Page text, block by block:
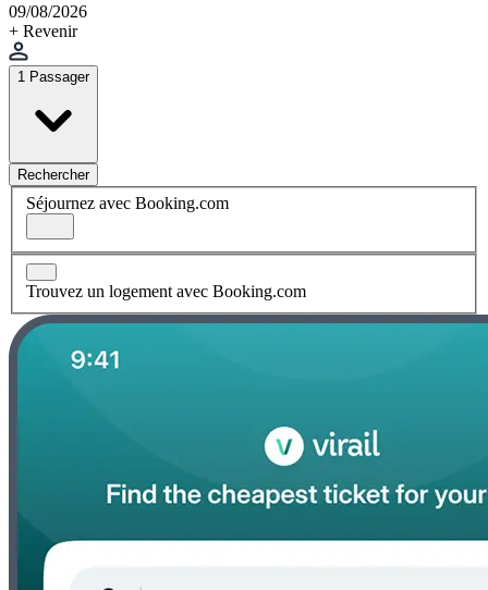
09/08/2026
+ Revenir
1 Passager
Rechercher
Séjournez avec Booking.com
Trouvez un logement avec Booking.com